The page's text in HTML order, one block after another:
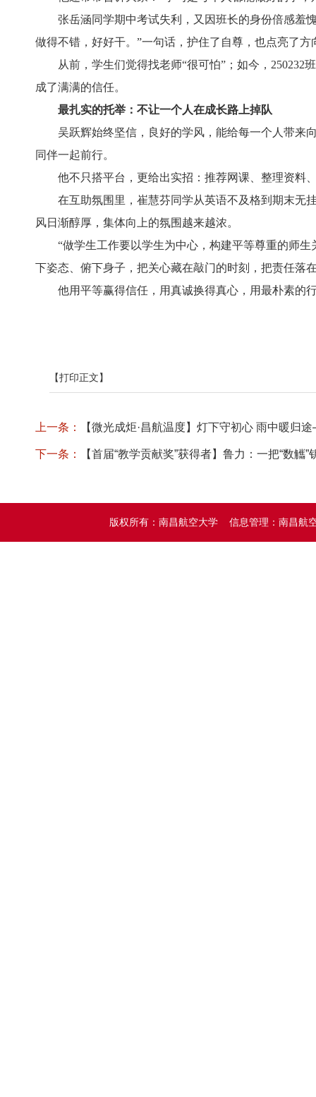
张岳涵同学期中考试失利，又因班长的身份倍感羞
做得不错，好好干。”一句话，护住了自尊，也点亮了方
从前，学生们觉得找老师“很可怕”；如今，
成了满满的信任。
最扎实的托举：不让一个人在成长路上掉队
吴跃辉始终坚信，良好的学风，能给每一个人带来
同伴一起前行。
他不只搭平台，更给出实招：推荐网课、整理资料
在互助氛围里，崔慧芬同学从英语不及格到期末
风日渐醇厚，集体向上的氛围越来越浓。
“做学生工作要以学生为中心，构建平等尊重的师
下姿态、俯下身子，把关心藏在敲门的时刻，把责任落
他用平等赢得信任，用真诚换得真心，用最朴素的
【打印正文】
上一条： 【微光成炬·昌航温度】灯下守初心 雨中暖
下一条： 【首届“教学贡献奖”获得者】鲁力：一把“数觿
版权所有：南昌航空大学 信息管理：南昌